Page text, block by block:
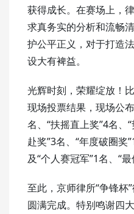
获得成长。在赛场上，
求真务实的分析和流畅
护公平正义，对于打造
设大有裨益。
光辉时刻，荣耀绽放！
现场投票结果，现场公
名、“扶摇直上奖”4名、
赴奖”3名、“年度破圈奖
及“个人赛冠军”1名、“最
至此，京师律所“争锋杯
圆满完成。特别鸣谢四